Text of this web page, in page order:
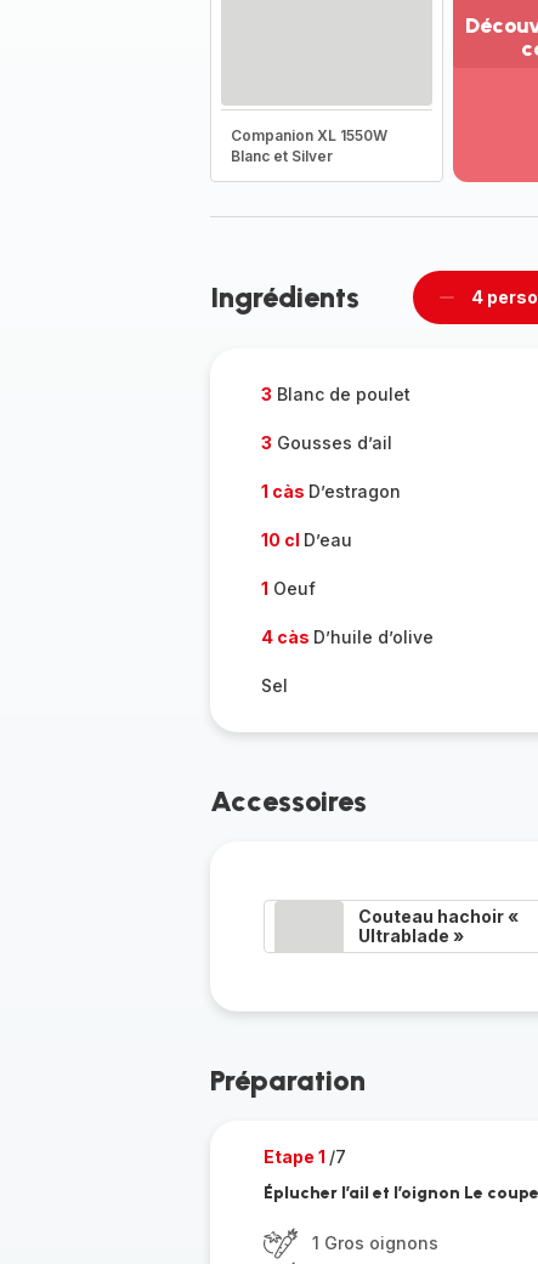
Companion XL 1550W
Blanc et Silver
Ingrédients
Supprimer
4
3 Blanc de poulet
3 Gousses d’ail
1 càs D’estragon
10 cl D’eau
1 Oeuf
4 càs D’huile d’olive
Sel
Accessoires
Couteau hachoir «
Ultrablade »
Préparation
Etape 1 /7
Éplucher l’ail et l’oignon Le
1 Gros oignons